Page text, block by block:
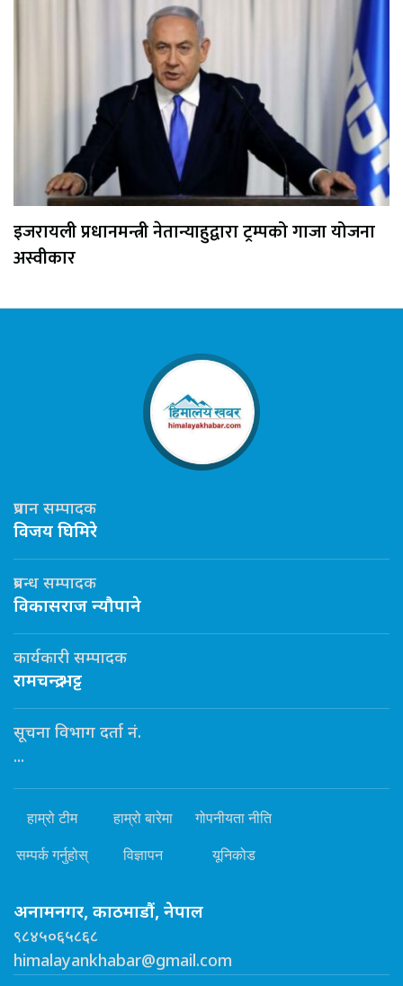
इजरायली प्रधानमन्त्री नेतान्याहुद्वारा ट्रम्पको गाजा योजना
अस्वीकार
प्रधान सम्पादक
विजय घिमिरे
प्रबन्ध सम्पादक
विकासराज न्यौपाने
कार्यकारी सम्पादक
रामचन्द्र भट्ट
सूचना विभाग दर्ता नं.
...
हाम्रो टीम हाम्रो बारेमा गोपनीयता नीति
सम्पर्क गर्नुहोस् विज्ञापन यूनिकोड
अनामनगर, काठमाडौं, नेपाल
९८४५०६५८६८
himalayankhabar@gmail.com